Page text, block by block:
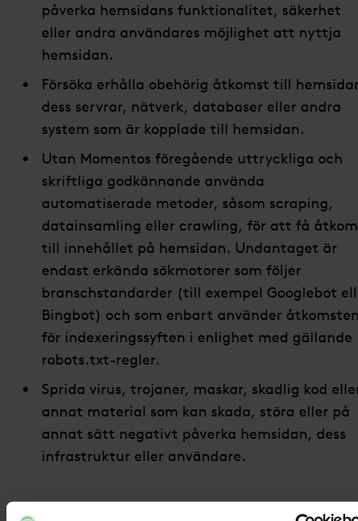
påverka hemsidans funktionalitet, säkerhet
eller andra användares möjlighet att nyttja
hemsidan.
Försöka erhålla obehörig åtkomst till
dess servrar, nätverk, databaser eller andra
system som är kopplade till hemsidan.
Utan Momentos föregående uttryckliga och
skriftliga godkännande använda
automatiserade metoder, såsom scraping,
datainsamling eller crawling, för att få
till innehållet på hemsidan. Undantaget är
endast erkända sökmotorer som följer
branschstandarder (till exempel Googlebot
Bingbot) och som enbart använder
för indexeringssyften i enlighet med gällande
robots.txt-regler.
Sprida virus, trojaner, maskar, skadlig kod
annat material som kan skada, störa eller på
annat sätt negativt påverka hemsidan, dess
infrastruktur eller användare.
Immateriella rättigheter